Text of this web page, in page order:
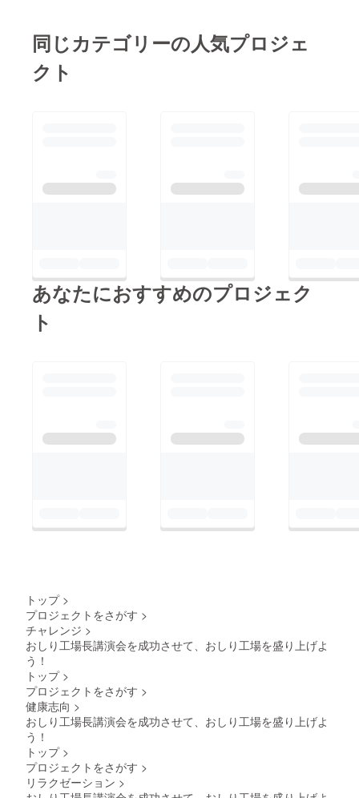
お客様
負担と
同じカテゴリーの人気プロジェ
クト
あなたにおすすめのプロジェク
ト
トップ >
プロジェクトをさがす >
チャレンジ >
おしり工場長講演会を成功させて、おしり工場を盛り上げよ
う！
トップ >
プロジェクトをさがす >
健康志向 >
おしり工場長講演会を成功させて、おしり工場を盛り上げよ
う！
トップ >
プロジェクトをさがす >
リラクゼーション >